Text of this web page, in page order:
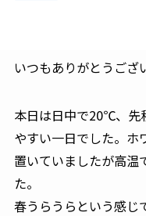
いつもありがとうござ
本日は日中で20℃、先
やすい一日でした。ホ
置いていましたが高温
た。
春うらうらという感じ